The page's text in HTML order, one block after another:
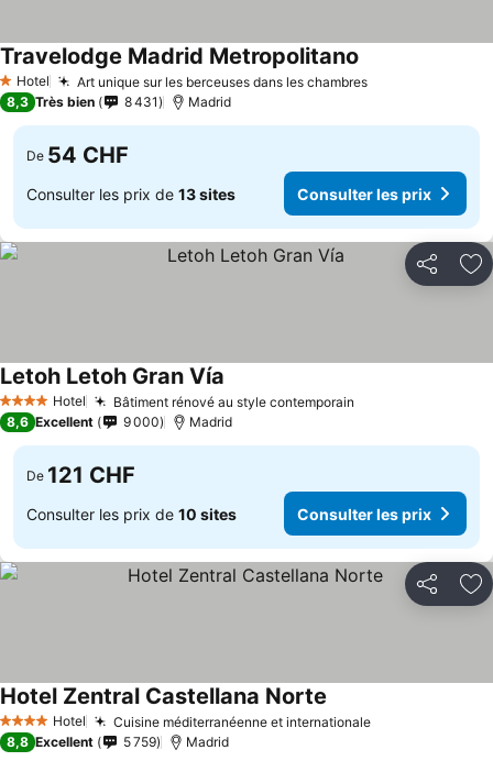
1 Étoiles
Hotel Art unique sur les berceuses dans les chambresConsulter les
Travelodge Madrid Metropolitano
8,3 Très bien 8 431 Madrid
De 54 CHF
Consulter les prix de 13 sites Consulter les prix
Partager
4 Étoiles Hotel Bâtiment rénové au style contemporain
Letoh Letoh Gran Vía
8,6 Excellent 9 000 Madrid
De 121 CHF
Consulter les prix de 10 sites Consulter les prix
Partager
4 Étoiles Hotel Cuisine méditerranéenne et internationaleConsulter les
Hotel Zentral Castellana Norte
8,8 Excellent 5 759 Madrid